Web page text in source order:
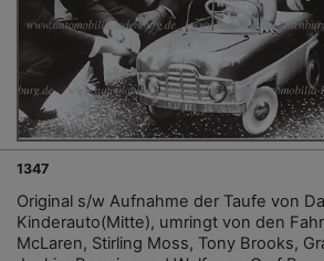
1347
Original s/w Aufnahme der Taufe von
Kinderauto(Mitte), umringt von den
McLaren, Stirling Moss, Tony Brooks,